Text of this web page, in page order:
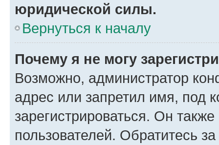
юридической силы.
Вернуться к началу
Почему я не могу
Возможно, администратор
адрес или запретил имя, под
зарегистрироваться. Он
пользователей. Обратитесь